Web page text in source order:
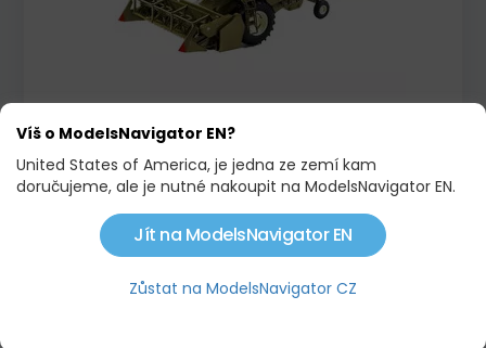
8 333,00 KČ
Skladem Výprodej!
Víš o ModelsNavigator EN?
United States of America, je jedna ze zemí kam
doručujeme, ale je nutné nakoupit na ModelsNavigator EN.
Jít na ModelsNavigator EN
Zůstat na ModelsNavigator CZ